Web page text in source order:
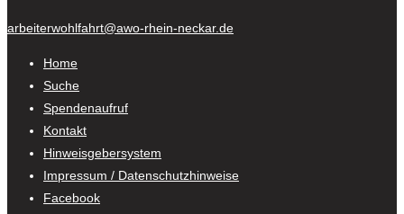
arbeiterwohlfahrt@awo-rhein-neckar.de
Home
Suche
Spendenaufruf
Kontakt
Hinweisgebersystem
Impressum / Datenschutzhinweise
Facebook